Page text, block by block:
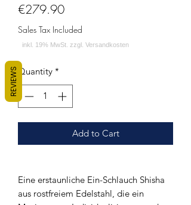
€279.90Price
Sales Tax Included
Quantity *
Add to Cart
Eine erstaunliche Ein-Schlauch Shisha
aus rostfreiem Edelstahl, die ein
REVIEWS